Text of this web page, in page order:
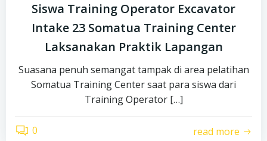
Siswa Training Operator Excavator
Intake 23 Somatua Training Center
Laksanakan Praktik Lapangan
Suasana penuh semangat tampak di area pelatihan
Somatua Training Center saat para siswa dari
Training Operator […]
0 read more